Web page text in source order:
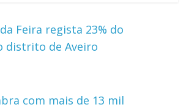
Feira regista 23% do
distrito de Aveiro
com mais de 13 mil